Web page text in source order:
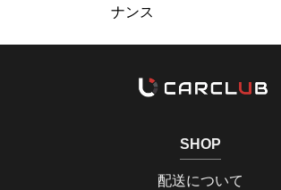
ナンス
SHOP
配送について